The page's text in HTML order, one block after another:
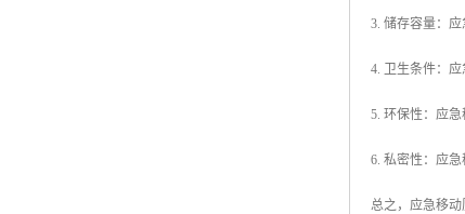
3. 储存容量：
4. 卫生条件：
5. 环保性：应
6. 私密性：应
总之，应急移